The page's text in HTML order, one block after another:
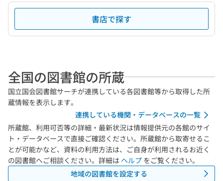
書店で探す
全国の図書館の所蔵
国立国会図書館サーチが連携している各図書館等から取得した所
蔵情報を表示します。
連携している機関・データベースの一覧
所蔵館、利用可否等の詳細・最新状況は情報提供元の各館のサイ
ト・データベースで直接ご確認ください。所蔵館から取寄せるこ
とが可能かなど、資料の利用方法は、ご自身が利用されるお近く
の図書館へご相談ください。詳細は ヘルプ をご覧ください。
地域の図書館を設定する